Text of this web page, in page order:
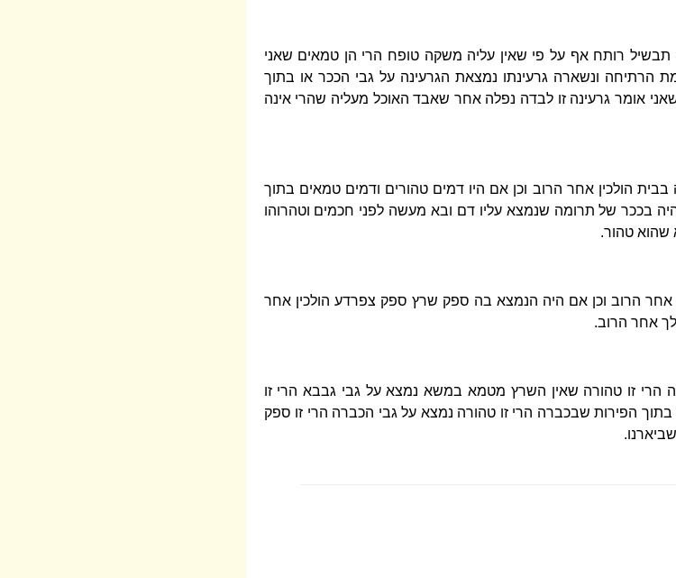
רותח אף על פי שאין עליה משקה טופח הרי הן טמאים שאני
הרתיחה ונשארה גרעינתו נמצאת הגרעינה על גבי הככר או בתוך
אומר גרעינה זו לבדה נפלה אחר שאבד האוכל מעליה שהרי אינה
בבית הולכין אחר הרוב וכן אם היו דמים טהורים ודמים טמאים בתוך
בככר של תרומה שנמצא עליו דם ובא מעשה לפני חכמים וטהרוהו
שהוא טהור.
הרוב וכן אם היה הנמצא בה ספק שרץ ספק צפרדע הולכין אחר
אחר הרוב.
זו טהורה שאין השרץ מטמא במשא נמצא על גבי גבבא הרי זו
הפירות שבכברה הרי זו טהורה נמצא על גבי הכברה הרי זו ספק